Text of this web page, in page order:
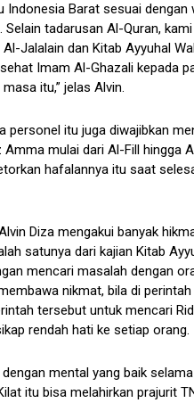
Indonesia Barat sesuai dengan
Selain tadarusan Al-Quran,
Jalalain dan Kitab Ayyuhal
Imam Al-Ghazali kepada
itu,” jelas Alvin.
personel itu juga diwajibkan
mulai dari Al-Fill hingga
hafalannya itu saat
Diza mengakui banyak
satunya dari kajian Kitab
mencari masalah dengan
nikmat, bila di
tersebut untuk mencari
rendah hati ke setiap orang.
mental yang baik
itu bisa melahirkan prajurit